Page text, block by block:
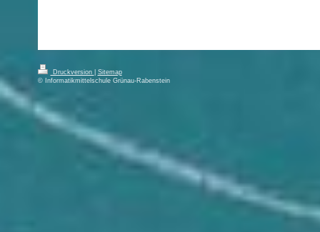
Druckversion
Sitemap
© Informatikmittelschule Grünau-Rabenstein